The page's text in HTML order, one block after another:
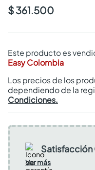
$ 361.500
Este producto es
Easy Colombia
Los precios de los
dependiendo de la
Condiciones.
Satisfacción
Ver más